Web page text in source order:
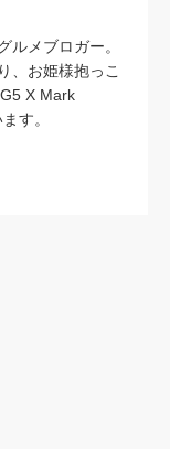
ルメブロガー。
、お姫様抱っこ
X Mark
す。